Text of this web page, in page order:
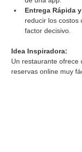
Entrega Rápida
reducir los costos
factor decisivo.
Idea Inspiradora:
Un restaurante ofrece
reservas online muy